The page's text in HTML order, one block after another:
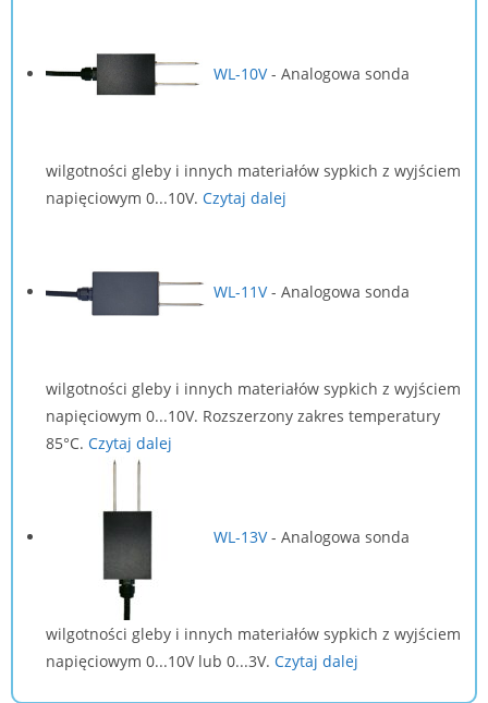
WL-10V - Analogowa sonda
wilgotności gleby i innych materiałów sypkich z wyjściem
napięciowym 0...10V. Czytaj dalej
WL-11V - Analogowa sonda
wilgotności gleby i innych materiałów sypkich z wyjściem
napięciowym 0...10V. Rozszerzony zakres temperatury
85°C. Czytaj dalej
WL-13V - Analogowa sonda
wilgotności gleby i innych materiałów sypkich z wyjściem
napięciowym 0...10V lub 0...3V. Czytaj dalej